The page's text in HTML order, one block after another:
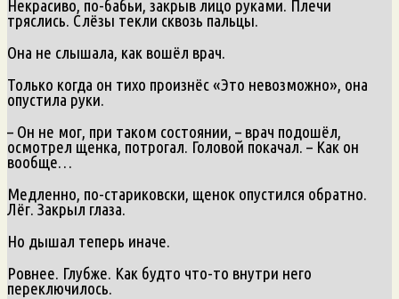
Некрасиво, по-бабьи, закрыв лицо руками. Плечи
тряслись. Слёзы текли сквозь пальцы.
Она не слышала, как вошёл врач.
Только когда он тихо произнёс «Это невозможно», она
опустила руки.
– Он не мог, при таком состоянии, – врач подошёл,
осмотрел щенка, потрогал. Головой покачал. – Как он
вообще…
Медленно, по-стариковски, щенок опустился обратно.
Лёг. Закрыл глаза.
Но дышал теперь иначе.
Ровнее. Глубже. Как будто что-то внутри него
переключилось.